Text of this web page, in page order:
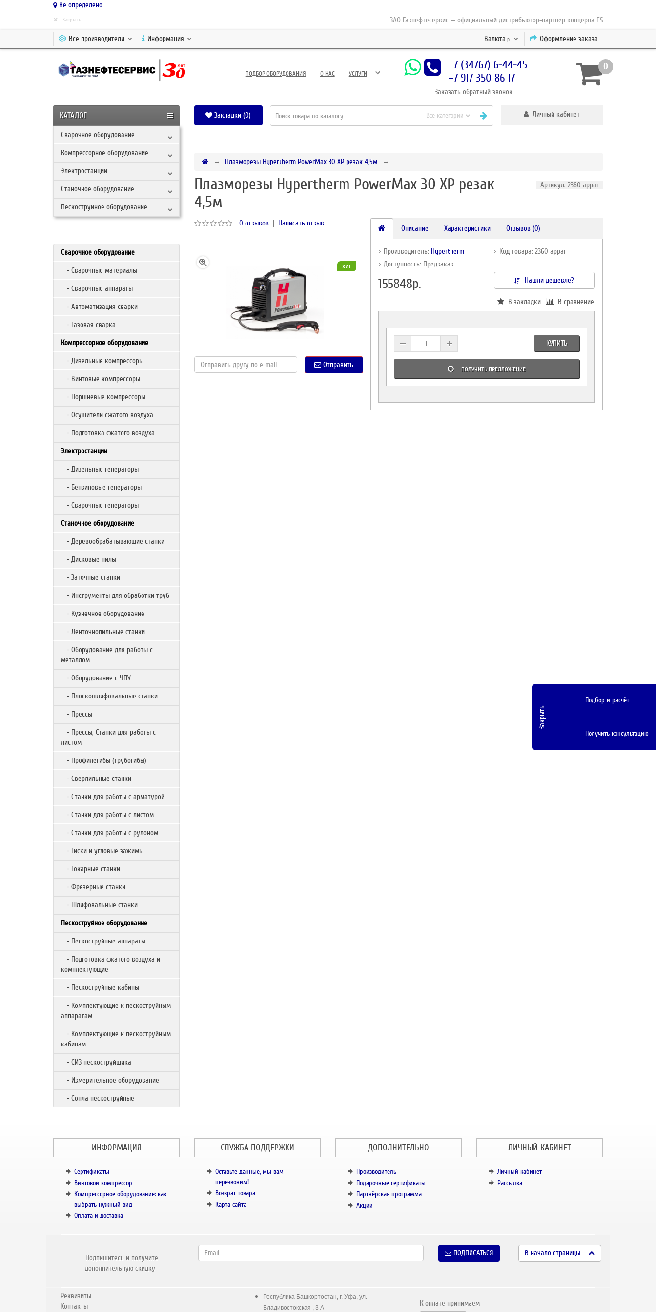
Не определено
ЗАО Газнефтесервис — официальный дистрибьютор-партнер концерна ESAB с 2010 года
× Закрыть
Оформление заказа
Валюта р.
Все производители Информация
ПОДБОР ОБОРУДОВАНИЯ О НАС УСЛУГИ
+7 (34767) 6-44-45
+7 917 350 86 17
Заказать обратный звонок
0
КАТАЛОГ
Сварочное оборудование
Компрессорное оборудование
Электростанции
Станочное оборудование
Пескоструйное оборудование
Закладки (0) Все категории Личный кабинет
Сварочное оборудование
- Сварочные материалы
- Сварочные аппараты
- Автоматизация сварки
- Газовая сварка
Компрессорное оборудование
- Дизельные компрессоры
- Винтовые компрессоры
- Поршневые компрессоры
- Осушители сжатого воздуха
- Подготовка сжатого воздуха
Электростанции
- Дизельные генераторы
- Бензиновые генераторы
- Сварочные генераторы
Станочное оборудование
- Деревообрабатывающие станки
- Дисковые пилы
- Заточные станки
- Инструменты для обработки труб
- Кузнечное оборудование
- Ленточнопильные станки
- Оборудование для работы с
металлом
- Оборудование с ЧПУ
- Плоскошлифовальные станки
- Прессы
- Прессы, Станки для работы с
листом
- Профилегибы (трубогибы)
- Сверлильные станки
- Станки для работы с арматурой
- Станки для работы с листом
- Станки для работы с рулоном
- Тиски и угловые зажимы
- Токарные станки
- Фрезерные станки
- Шлифовальные станки
Пескоструйное оборудование
- Пескоструйные аппараты
- Подготовка сжатого воздуха и
комплектующие
- Пескоструйные кабины
- Комплектующие к пескоструйным
аппаратам
- Комплектующие к пескоструйным
кабинам
- СИЗ пескоструйщика
- Измерительное оборудование
- Сопла пескоструйные
Плазморезы Hypertherm PowerMax 30 XP резак 4,5м
Плазморезы Hypertherm PowerMax 30 XP резак
4,5м
Артикул: 2360 appar
0 отзывов | Написать отзыв
хит
Отправить
Описание Характеристики Отзывов (0)
Производитель: Hypertherm
Код товара: 2360 appar
Доступность: Предзаказ
155848р. Нашли дешевле?
В закладки В сравнение
КУПИТЬ
ПОЛУЧИТЬ ПРЕДЛОЖЕНИЕ
ИНФОРМАЦИЯ
Сертификаты
Винтовой компрессор
Компрессорное оборудование: как
выбрать нужный вид
Оплата и доставка
СЛУЖБА ПОДДЕРЖКИ
Оставьте данные, мы вам
перезвоним!
Возврат товара
Карта сайта
ДОПОЛНИТЕЛЬНО
Производитель
Подарочные сертификаты
Партнёрская программа
Акции
ЛИЧНЫЙ КАБИНЕТ
Личный кабинет
Рассылка
Подпишитесь и получите
дополнительную скидку
ПОДПИСАТЬСЯ В начало страницы
Реквизиты
Контакты
Республика Башкортостан, г. Уфа, ул.
Владивостокская , 3 А
К оплате принимаем
Закрыть
Подбор и расчёт
Получить консультацию